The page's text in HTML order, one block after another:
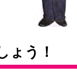
ょう！